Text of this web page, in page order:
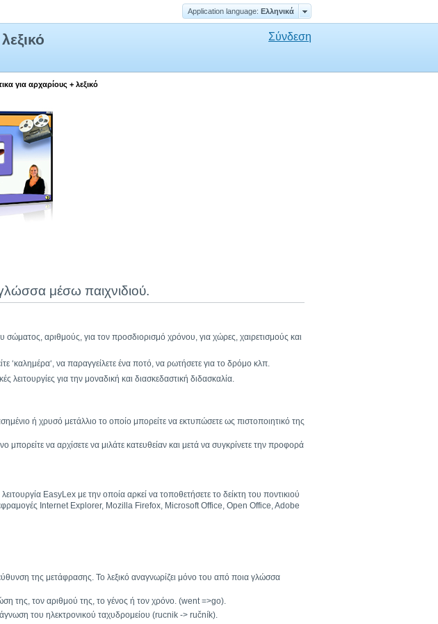
Application language: Ελληνικά
Σύνδεση
για αρχαρίους + λεξικό
μέσω παιχνιδιού.
αριθμούς, για τον προσδιορισμό χρόνου, για χώρες, χαιρετισμούς και
‘καλημέρα‘, να παραγγείλετε ένα ποτό, να ρωτήσετε για το δρόμο κλπ.
για την μοναδική και διασκεδαστική διδασκαλία.
ή χρυσό μετάλλιο το οποίο μπορείτε να εκτυπώσετε ως πιστοποιητικό της
να αρχίσετε να μιλάτε κατευθείαν και μετά να συγκρίνετε την προφορά
EasyLex με την οποία αρκεί να τοποθετήσετε το δείκτη του ποντικιού
Internet Explorer, Mozilla Firefox, Microsoft Office, Open Office, Adobe
της μετάφρασης. Το λεξικό αναγνωρίζει μόνο του από ποια γλώσσα
της, τον αριθμού της, το γένος ή τον χρόνο. (went =>go).
του ηλεκτρονικού ταχυδρομείου (rucnik -> ručník).